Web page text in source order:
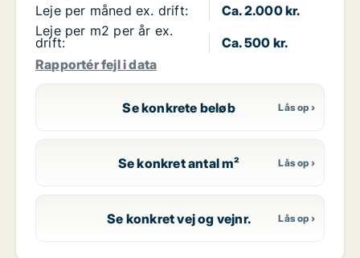
Leje per måned ex. drift:
Ca. 2.000 kr.
Leje per m2 per år ex.
drift:
Ca. 500 kr.
Rapportér fejl i data
Se konkrete beløb
Se konkret antal m²
Se konkret vej og vejnr.